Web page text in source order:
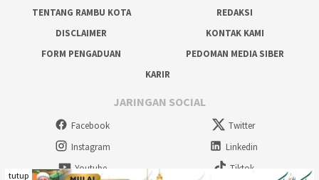
TENTANG RAMBU KOTA
REDAKSI
DISCLAIMER
KONTAK KAMI
FORM PENGADUAN
PEDOMAN MEDIA SIBER
KARIR
JARINGAN SOCIAL
Facebook
Twitter
Instagram
Linkedin
Youtube
Tiktok
tutup